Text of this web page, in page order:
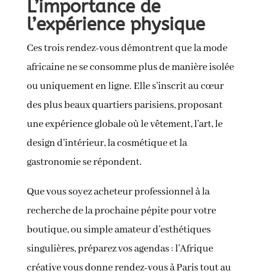
L’importance de
l’expérience physique
Ces trois rendez-vous démontrent que la mode
africaine ne se consomme plus de manière isolée
ou uniquement en ligne. Elle s’inscrit au cœur
des plus beaux quartiers parisiens, proposant
une expérience globale où le vêtement, l’art, le
design d’intérieur, la cosmétique et la
gastronomie se répondent.
Que vous soyez acheteur professionnel à la
recherche de la prochaine pépite pour votre
boutique, ou simple amateur d’esthétiques
singulières, préparez vos agendas : l’Afrique
créative vous donne rendez-vous à Paris tout au